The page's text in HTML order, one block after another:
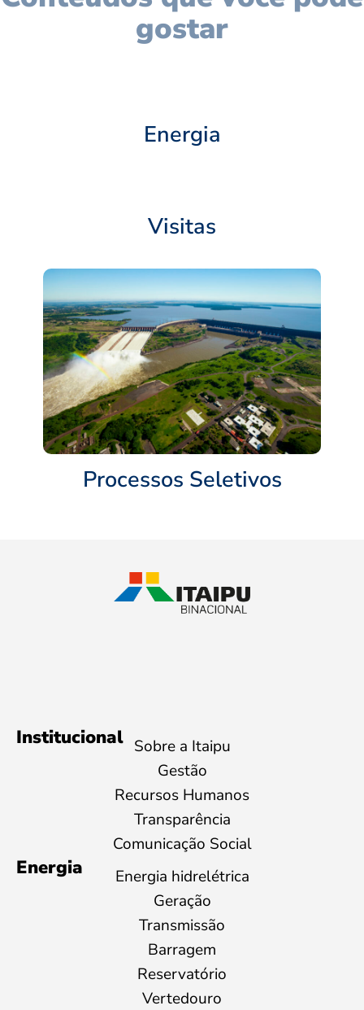
gostar
Energia
Visitas
Processos Seletivos
Institucional Sobre a Itaipu
Gestão
Recursos Humanos
Transparência
Comunicação Social
Energia
Energia hidrelétrica
Geração
Transmissão
Barragem
Reservatório
Vertedouro